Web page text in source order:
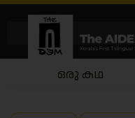
കഥപ്പൊട്ടുകൾ